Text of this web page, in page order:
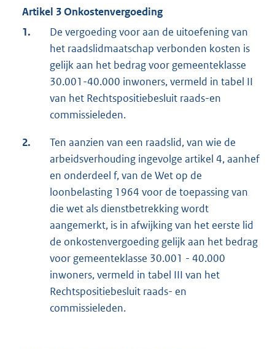
Artikel 3 Onkostenvergoeding
1.
De vergoeding voor aan de uitoefening van
het raadslidmaatschap verbonden kosten is
gelijk aan het bedrag voor gemeenteklasse
30.001-40.000 inwoners, vermeld in tabel II
van het Rechtspositiebesluit raads-en
commissieleden.
2.
Ten aanzien van een raadslid, van wie de
arbeidsverhouding ingevolge artikel 4, aanhef
en onderdeel f, van de Wet op de
loonbelasting 1964 voor de toepassing van
die wet als dienstbetrekking wordt
aangemerkt, is in afwijking van het eerste lid
de onkostenvergoeding gelijk aan het bedrag
voor gemeenteklasse 30.001 - 40.000
inwoners, vermeld in tabel III van het
Rechtspositiebesluit raads- en
commissieleden.